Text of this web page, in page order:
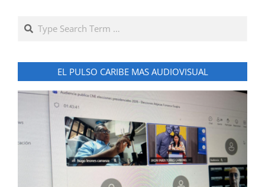
Search
EL PULSO CARIBE MAS AUDIOVISUAL